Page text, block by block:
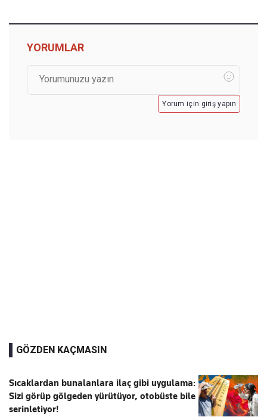
YORUMLAR
Yorum için giriş yapın
GÖZDEN KAÇMASIN
Sıcaklardan bunalanlara ilaç gibi uygulama:
Sizi görüp gölgeden yürütüyor, otobüste bile
serinletiyor!